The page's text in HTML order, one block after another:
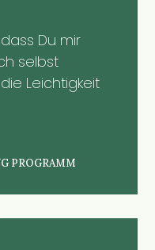
Du mir
selbst
Leichtigkeit
PROGRAMM